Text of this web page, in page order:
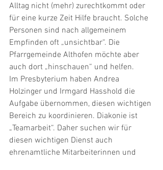
Alltag nicht (mehr) zurechtkommt oder
für eine kurze Zeit Hilfe braucht. Solche
Personen sind nach allgemeinem
Empfinden oft „unsichtbar“. Die
Pfarrgemeinde Althofen möchte aber
auch dort „hinschauen“ und helfen.
Im Presbyterium haben Andrea
Holzinger und Irmgard Hasshold die
Aufgabe übernommen, diesen wichtigen
Bereich zu koordinieren. Diakonie ist
„Teamarbeit“. Daher suchen wir für
diesen wichtigen Dienst auch
ehrenamtliche Mitarbeiterinnen und